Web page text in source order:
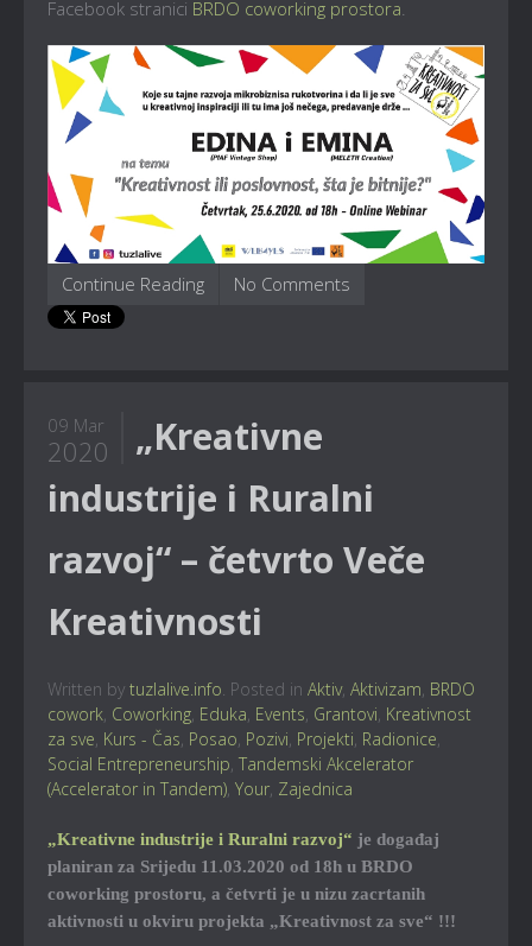
Facebook stranici BRDO coworking prostora.
Continue Reading No Comments
09 Mar
2020
„Kreativne
industrije i Ruralni
razvoj“ – četvrto Veče
Kreativnosti
Written by tuzlalive.info. Posted in Aktiv, Aktivizam, BRDO
cowork, Coworking, Eduka, Events, Grantovi, Kreativnost
za sve, Kurs - Čas, Posao, Pozivi, Projekti, Radionice,
Social Entrepreneurship, Tandemski Akcelerator
(Accelerator in Tandem), Your, Zajednica
„Kreativne industrije i Ruralni razvoj“ je događaj
planiran za Srijedu 11.03.2020 od 18h u BRDO
coworking prostoru, a četvrti je u nizu zacrtanih
aktivnosti u okviru projekta „Kreativnost za sve“ !!!